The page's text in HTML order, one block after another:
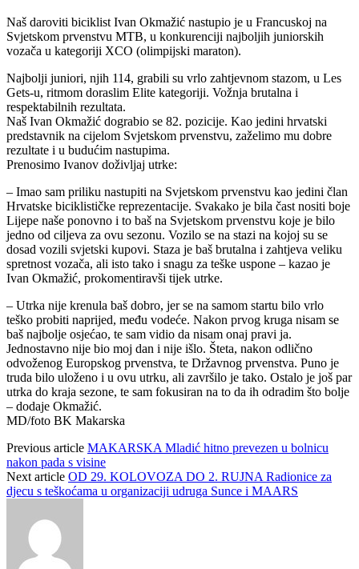
Naš daroviti biciklist Ivan Okmažić nastupio je u Francuskoj na
Svjetskom prvenstvu MTB, u konkurenciji najboljih juniorskih
vozača u kategoriji XCO (olimpijski maraton).
Najbolji juniori, njih 114, grabili su vrlo zahtjevnom stazom, u Les
Gets-u, ritmom doraslim Elite kategoriji. Vožnja brutalna i
respektabilnih rezultata.
Naš Ivan Okmažić dograbio se 82. pozicije. Kao jedini hrvatski
predstavnik na cijelom Svjetskom prvenstvu, zaželimo mu dobre
rezultate i u budućim nastupima.
Prenosimo Ivanov doživljaj utrke:
– Imao sam priliku nastupiti na Svjetskom prvenstvu kao jedini član
Hrvatske biciklističke reprezentacije. Svakako je bila čast nositi boje
Lijepe naše ponovno i to baš na Svjetskom prvenstvu koje je bilo
jedno od ciljeva za ovu sezonu. Vozilo se na stazi na kojoj su se
dosad vozili svjetski kupovi. Staza je baš brutalna i zahtjeva veliku
spretnost vozača, ali isto tako i snagu za teške uspone – kazao je
Ivan Okmažić, prokomentiravši tijek utrke.
– Utrka nije krenula baš dobro, jer se na samom startu bilo vrlo
teško probiti naprijed, među vodeće. Nakon prvog kruga nisam se
baš najbolje osjećao, te sam vidio da nisam onaj pravi ja.
Jednostavno nije bio moj dan i nije išlo. Šteta, nakon odlično
odvoženog Europskog prvenstva, te Državnog prvenstva. Puno je
truda bilo uloženo i u ovu utrku, ali završilo je tako. Ostalo je još par
utrka do kraja sezone, te sam fokusiran na to da ih odradim što bolje
– dodaje Okmažić.
MD/foto BK Makarska
Previous article MAKARSKA Mladić hitno prevezen u bolnicu
nakon pada s visine
Next article OD 29. KOLOVOZA DO 2. RUJNA Radionice za
djecu s teškoćama u organizaciji udruga Sunce i MAARS